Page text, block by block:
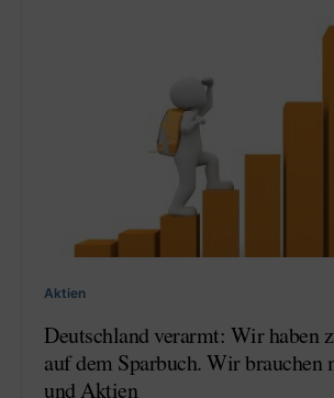
Aktien
Deutschland verarmt: Wir haben
auf dem Sparbuch. Wir brauchen
und Aktien